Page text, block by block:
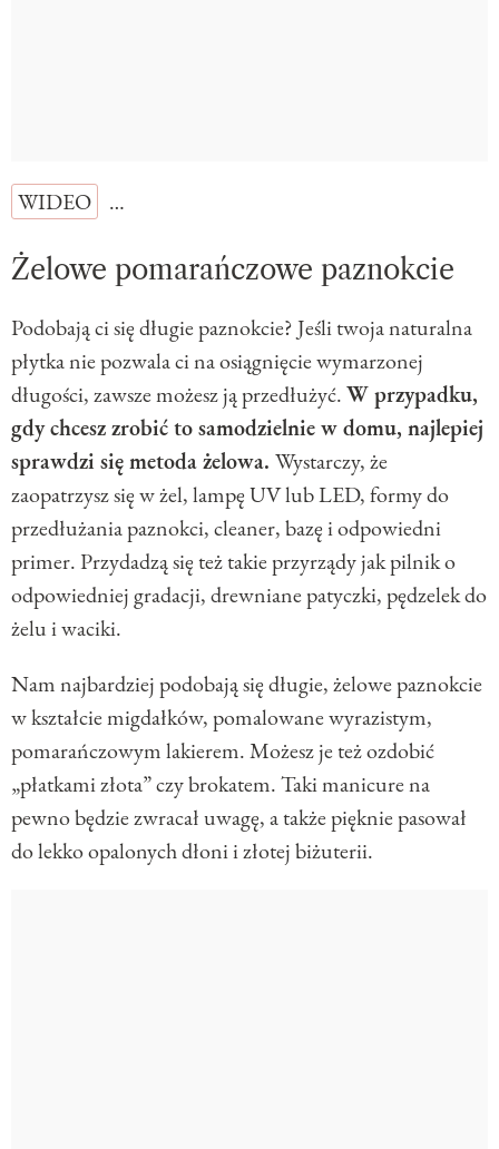
WIDEO …
Żelowe pomarańczowe paznokcie
Podobają ci się długie paznokcie? Jeśli twoja naturalna
płytka nie pozwala ci na osiągnięcie wymarzonej
długości, zawsze możesz ją przedłużyć.W przypadku,
gdy chcesz zrobić to samodzielnie w domu, najlepiej
sprawdzi się metoda żelowa. Wystarczy, że
zaopatrzysz się w żel, lampę UV lub LED, formy do
przedłużania paznokci, cleaner, bazę i odpowiedni
primer. Przydadzą się też takie przyrządy jak pilnik o
odpowiedniej gradacji, drewniane patyczki, pędzelek do
żelu i waciki.
Nam najbardziej podobają się długie, żelowe paznokcie
w kształcie migdałków, pomalowane wyrazistym,
pomarańczowym lakierem. Możesz je też ozdobić
„płatkami złota” czy brokatem. Taki manicure na
pewno będzie zwracał uwagę, a także pięknie pasował
do lekko opalonych dłoni i złotej biżuterii.